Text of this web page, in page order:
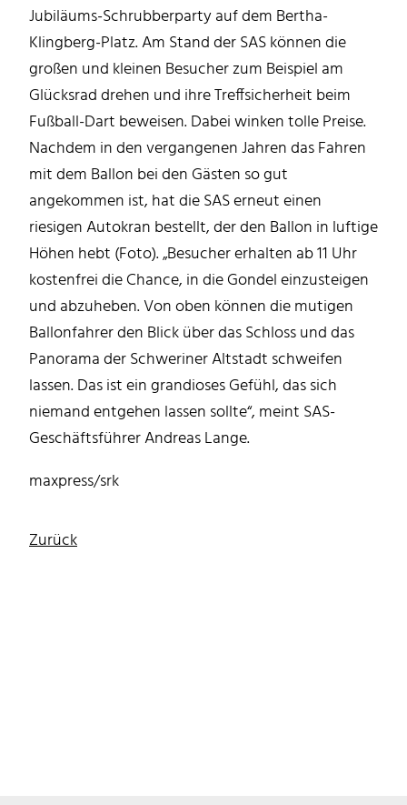
Jubiläums-Schrubberparty auf dem Bertha-
Klingberg-Platz. Am Stand der SAS können die
großen und kleinen Besucher zum Beispiel am
Glücksrad drehen und ihre Treffsicherheit beim
Fußball-Dart beweisen. Dabei winken tolle Preise.
Nachdem in den vergangenen Jahren das Fahren
mit dem Ballon bei den Gästen so gut
angekommen ist, hat die SAS erneut einen
riesigen Autokran bestellt, der den Ballon in luftige
Höhen hebt (Foto). „Besucher erhalten ab 11 Uhr
kostenfrei die Chance, in die Gondel einzusteigen
und abzuheben. Von oben können die mutigen
Ballonfahrer den Blick über das Schloss und das
Panorama der Schweriner Altstadt schweifen
lassen. Das ist ein grandioses Gefühl, das sich
niemand entgehen lassen sollte“, meint SAS-
Geschäftsführer Andreas Lange.
maxpress/srk
Zurück